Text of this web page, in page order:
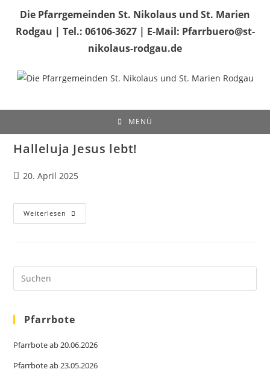
Inhalt
springen
Die Pfarrgemeinden St. Nikolaus und St. Marien
Rodgau | Tel.: 06106-3627 | E-Mail: Pfarrbuero@st-
nikolaus-rodgau.de
MENÜ
Halleluja Jesus lebt!
Beitrag
20. April 2025
Weiterlesen Halleluja
Jesus
Pfarrbote
Pfarrbote ab 20.06.2026
Pfarrbote ab 23.05.2026